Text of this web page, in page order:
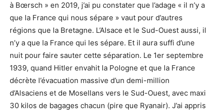
à Bœrsch » en 2019, j’ai pu constater que l’adage « il n’y a
que la France qui nous sépare » vaut pour d’autres
régions que la Bretagne. L’Alsace et le Sud-Ouest aussi, il
n’y a que la France qui les sépare. Et il aura suffi d’une
nuit pour faire sauter cette séparation. Le 1er septembre
1939, quand Hitler envahit la Pologne et que la France
décrète l’évacuation massive d’un demi-million
d’Alsaciens et de Mosellans vers le Sud-Ouest, avec maxi
30 kilos de bagages chacun (pire que Ryanair). J’ai appris